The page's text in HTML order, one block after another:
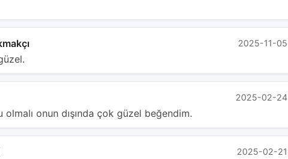
2025-11-05
2025-02-24
olmalı onun dışında çok güzel beğendim.
2025-02-21